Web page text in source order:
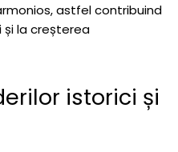
astfel contribuind
și la creșterea
istorici și